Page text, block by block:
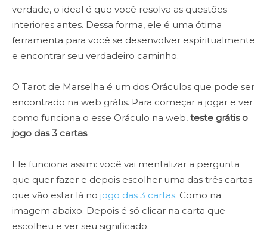
verdade, o ideal é que você resolva as questões
interiores antes. Dessa forma, ele é uma ótima
ferramenta para você se desenvolver espiritualmente
e encontrar seu verdadeiro caminho.
O Tarot de Marselha é um dos Oráculos que pode ser
encontrado na web grátis. Para começar a jogar e ver
como funciona o esse Oráculo na web, teste grátis o
jogo das 3 cartas.
Ele funciona assim: você vai mentalizar a pergunta
que quer fazer e depois escolher uma das três cartas
que vão estar lá no jogo das 3 cartas. Como na
imagem abaixo. Depois é só clicar na carta que
escolheu e ver seu significado.